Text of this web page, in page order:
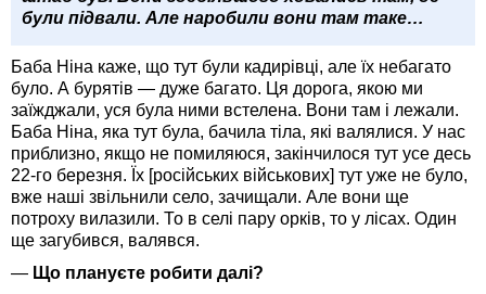
були підвали. Але наробили вони там таке…
Баба Ніна каже, що тут були кадирівці, але їх небагато
було. А бурятів — дуже багато. Ця дорога, якою ми
заїжджали, уся була ними встелена. Вони там і лежали.
Баба Ніна, яка тут була, бачила тіла, які валялися. У нас
приблизно, якщо не помиляюся, закінчилося тут усе десь
22-го березня. Їх [російських військових] тут уже не було,
вже наші звільнили село, зачищали. Але вони ще
потроху вилазили. То в селі пару орків, то у лісах. Один
ще загубився, валявся.
— Що плануєте робити далі?